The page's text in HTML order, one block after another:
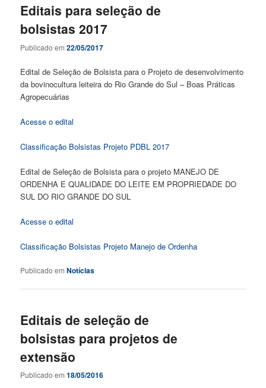
Editais para seleção de
bolsistas 2017
Publicado em22/05/2017
Edital de Seleção de Bolsista para o Projeto de desenvolvimento
da bovinocultura leiteira do Rio Grande do Sul – Boas Práticas
Agropecuárias
Acesse o edital
Classificação Bolsistas Projeto PDBL 2017
Edital de Seleção de Bolsista para o projeto MANEJO DE
ORDENHA E QUALIDADE DO LEITE EM PROPRIEDADE DO
SUL DO RIO GRANDE DO SUL
Acesse o edital
Classificação Bolsistas Projeto Manejo de Ordenha
Publicado em Notícias
Editais de seleção de
bolsistas para projetos de
extensão
Publicado em18/05/2016